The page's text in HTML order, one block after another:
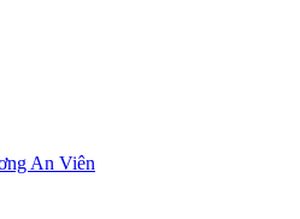
An Viên